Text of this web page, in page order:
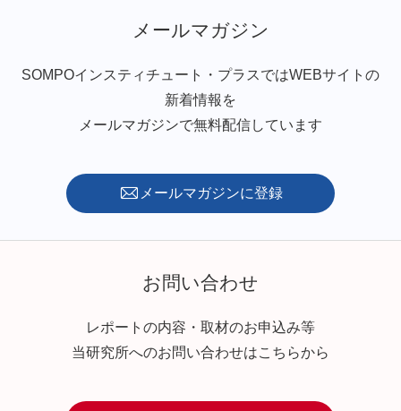
メールマガジン
SOMPOインスティチュート・プラスではWEBサイトの
新着情報を
メールマガジンで無料配信しています
メールマガジンに登録
お問い合わせ
レポートの内容・取材のお申込み等
当研究所へのお問い合わせはこちらから